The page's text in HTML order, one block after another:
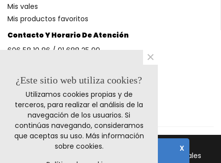
Contacto Y Horario De Atención
606 58 10 86 / 91 688 25 99
Métodos De Pago
Mis vales
Mis productos favoritos
© 2023 Retrocables. Los logos y marcas comerciales
X
¿Este sitio web utiliza cookies?
Utilizamos cookies propias y de
terceros, para realizar el análisis de la
navegación de los usuarios. Si
continúas navegando, consideramos
que aceptas su uso. Más información
sobre cookies.
×